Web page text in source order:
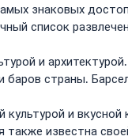
знаковых
список
и
страны.
и
известна